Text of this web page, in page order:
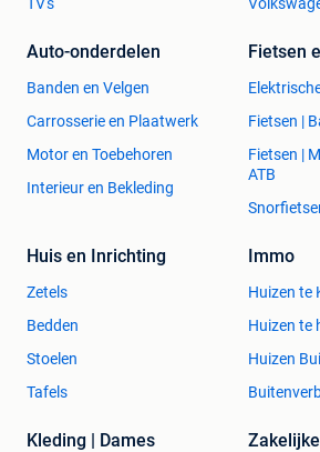
Registreer eenvoudig jouw account en
tot de
MyTV Go+ app
via de box. Ook
mobiel gebruik op smartphones en
je maar wilt, zonder extra kosten.
Met deXsarius Sniper III 4K
haal je een
ontworpen is voor de moderne kijker.
Supersnel, eenvoudig in gebruik, en
functies. Perfect voor wie meer uit zijn
halen.
Technische Specificaties
Component Specificatie
Huawei
Auto-onderdelen
Banden en Velgen
Carrosserie en Plaatwerk
Motor en Toebehoren
Interieur en Bekleding
Fietsen
Fietsen |
Fietsen |
ATB
Huis en Inrichting
Zetels
Bedden
Stoelen
Tafels
Immo
Huizen te
Huizen te
Huizen
Kleding | Dames